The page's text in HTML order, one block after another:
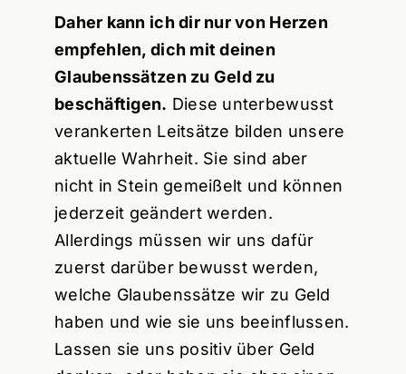
Daher kann ich dir nur von Herzen
empfehlen, dich mit deinen
Glaubenssätzen zu Geld zu
beschäftigen. Diese unterbewusst
verankerten Leitsätze bilden unsere
aktuelle Wahrheit. Sie sind aber
nicht in Stein gemeißelt und können
jederzeit geändert werden.
Allerdings müssen wir uns dafür
zuerst darüber bewusst werden,
welche Glaubenssätze wir zu Geld
haben und wie sie uns beeinflussen.
Lassen sie uns positiv über Geld